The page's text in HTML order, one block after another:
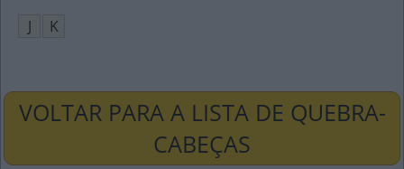
J
K
VOLTAR PARA A LISTA DE QUEBRA-
CABEÇAS